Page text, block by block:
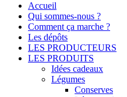
Accueil
Qui sommes-nous ?
Comment ça marche ?
Les dépôts
LES PRODUCTEURS
LES PRODUITS
Idées cadeaux
Légumes
Conserves